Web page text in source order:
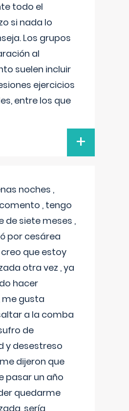
todo el
si nada lo
Los grupos
al
suelen incluir
ejercicios
entre los que
+
noches ,
, tengo
de siete meses ,
por cesárea
que estoy
otra vez , ya
hacer
gusta
a la comba
de
y desestreso
dijeron que
pasar un año
quedarme
sería